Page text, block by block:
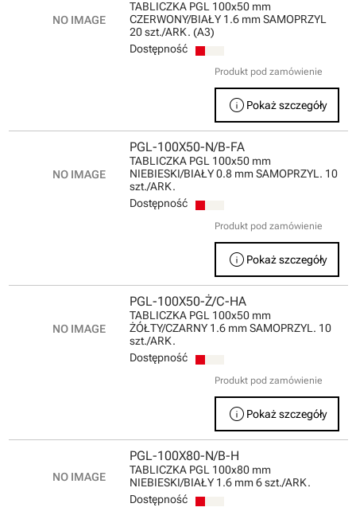
TABLICZKA PGL 100x50 mm
CZERWONY/BIAŁY 1.6 mm SAMOPRZYL
20 szt./ARK. (A3)
Dostępność
Produkt pod zamówienie
info Pokaż szczegóły
PGL-100X50-N/B-FA
TABLICZKA PGL 100x50 mm
NIEBIESKI/BIAŁY 0.8 mm SAMOPRZYL. 10
szt./ARK.
Dostępność
Produkt pod zamówienie
info Pokaż szczegóły
PGL-100X50-Ż/C-HA
TABLICZKA PGL 100x50 mm
ŻÓŁTY/CZARNY 1.6 mm SAMOPRZYL. 10
szt./ARK.
Dostępność
Produkt pod zamówienie
info Pokaż szczegóły
PGL-100X80-N/B-H
TABLICZKA PGL 100x80 mm
NIEBIESKI/BIAŁY 1.6 mm 6 szt./ARK.
Dostępność